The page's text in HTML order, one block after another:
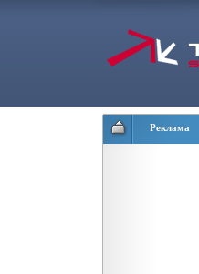
Реклама